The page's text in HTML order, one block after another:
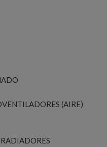
(AIRE)